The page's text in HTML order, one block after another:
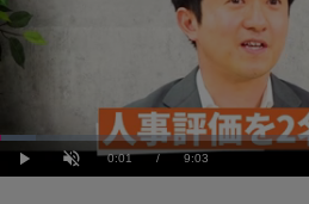
Play UnmuteCurrent
0:01 / Duration
9:03
Loaded:
6.64%